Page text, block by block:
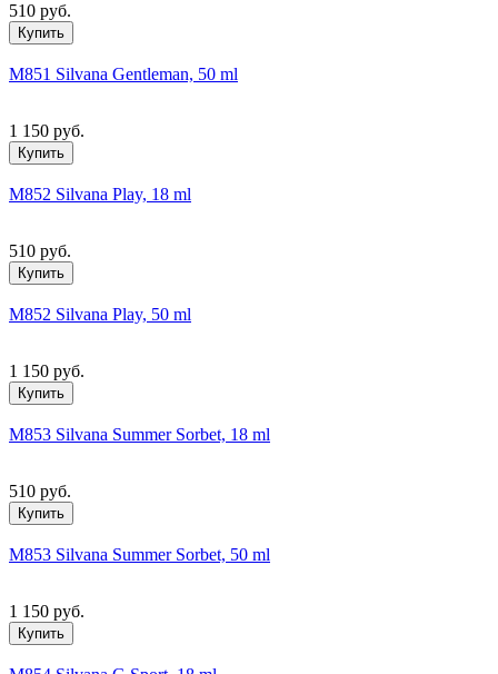
510 руб.
Купить
M851 Silvana Gentleman, 50 ml
1 150 руб.
Купить
M852 Silvana Play, 18 ml
510 руб.
Купить
M852 Silvana Play, 50 ml
1 150 руб.
Купить
M853 Silvana Summer Sorbet, 18 ml
510 руб.
Купить
M853 Silvana Summer Sorbet, 50 ml
1 150 руб.
Купить